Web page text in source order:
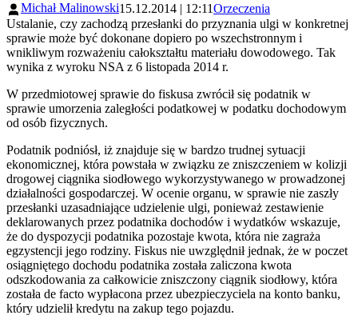
Michał Malinowski15.12.2014 | 12:11Orzeczenia
Ustalanie, czy zachodzą przesłanki do przyznania ulgi w konkretnej
sprawie może być dokonane dopiero po wszechstronnym i
wnikliwym rozważeniu całokształtu materiału dowodowego. Tak
wynika z wyroku NSA z 6 listopada 2014 r.
W przedmiotowej sprawie do fiskusa zwrócił się podatnik w
sprawie umorzenia zaległości podatkowej w podatku dochodowym
od osób fizycznych.
Podatnik podniósł, iż znajduje się w bardzo trudnej sytuacji
ekonomicznej, która powstała w związku ze zniszczeniem w kolizji
drogowej ciągnika siodłowego wykorzystywanego w prowadzonej
działalności gospodarczej. W ocenie organu, w sprawie nie zaszły
przesłanki uzasadniające udzielenie ulgi, ponieważ zestawienie
deklarowanych przez podatnika dochodów i wydatków wskazuje,
że do dyspozycji podatnika pozostaje kwota, która nie zagraża
egzystencji jego rodziny. Fiskus nie uwzględnił jednak, że w poczet
osiągniętego dochodu podatnika została zaliczona kwota
odszkodowania za całkowicie zniszczony ciągnik siodłowy, która
została de facto wypłacona przez ubezpieczyciela na konto banku,
który udzielił kredytu na zakup tego pojazdu.